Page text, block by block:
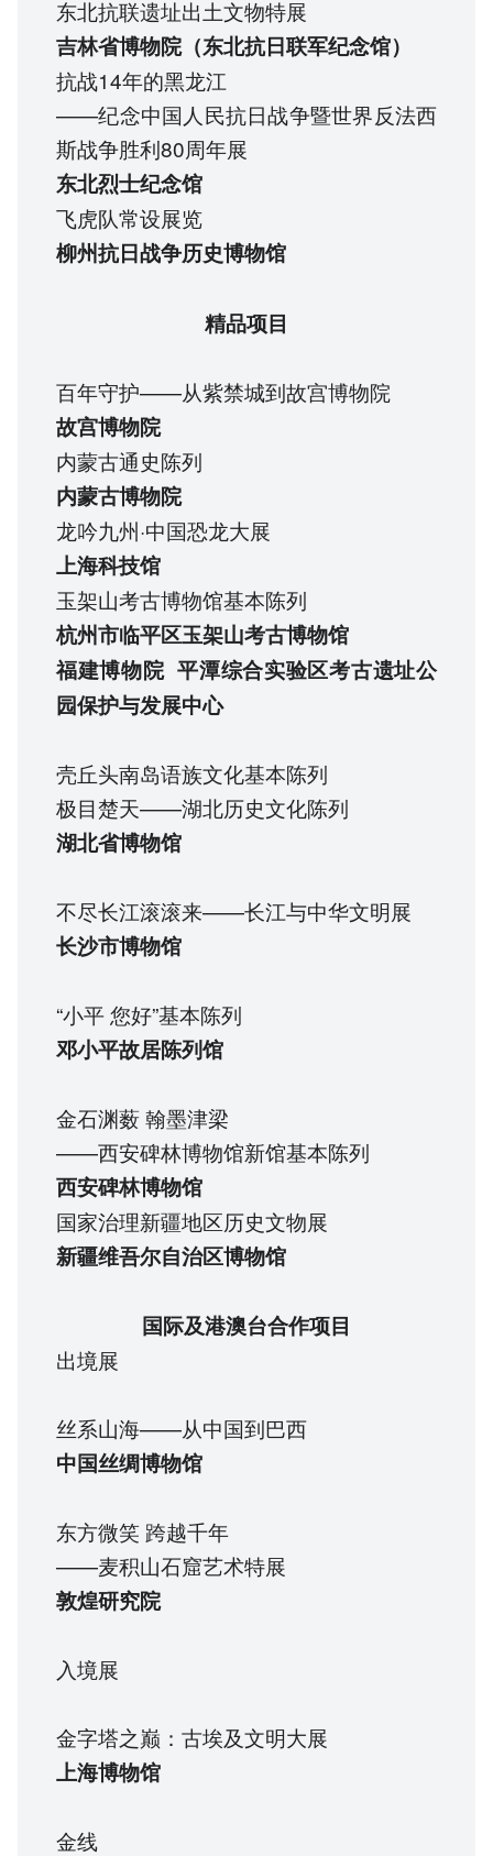
东北抗联遗址出土文物特展
吉林省博物院（东北抗日联军纪念馆）
抗战14年的黑龙江
——纪念中国人民抗日战争暨世界反法西
斯战争胜利80周年展
东北烈士纪念馆
飞虎队常设展览
柳州抗日战争历史博物馆
精品项目
百年守护——从紫禁城到故宫博物院
故宫博物院
内蒙古通史陈列
内蒙古博物院
龙吟九州·中国恐龙大展
上海科技馆
玉架山考古博物馆基本陈列
杭州市临平区玉架山考古博物馆
福建博物院平潭综合实验区考古遗址公
园保护与发展中心
壳丘头南岛语族文化基本陈列
极目楚天——湖北历史文化陈列
湖北省博物馆
不尽长江滚滚来——长江与中华文明展
长沙市博物馆
“小平 您好”基本陈列
邓小平故居陈列馆
金石渊薮 翰墨津梁
——西安碑林博物馆新馆基本陈列
西安碑林博物馆
国家治理新疆地区历史文物展
新疆维吾尔自治区博物馆
国际及港澳台合作项目
出境展
丝系山海——从中国到巴西
中国丝绸博物馆
东方微笑 跨越千年
——麦积山石窟艺术特展
敦煌研究院
入境展
金字塔之巅：古埃及文明大展
上海博物馆
金线